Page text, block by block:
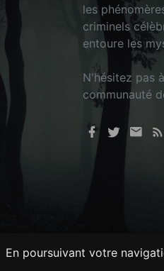
En poursuivant votre
les
criminels
entoure les
N'hésitez pas
communauté